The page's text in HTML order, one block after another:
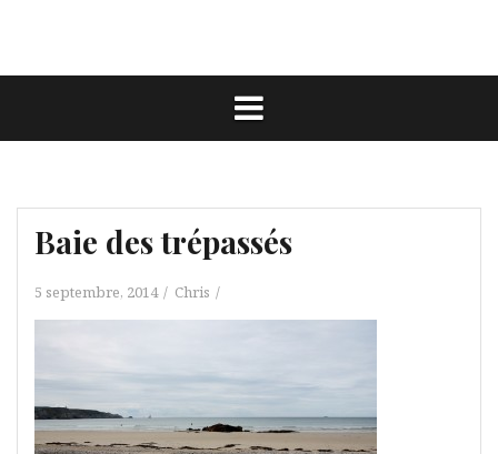
Baie des trépassés
5 septembre, 2014 Chris